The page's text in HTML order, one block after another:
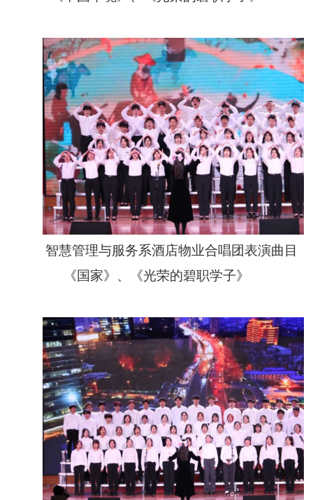
智慧管理与服务系酒店物业合唱团表演曲目
《国家》、《光荣的碧职学子》